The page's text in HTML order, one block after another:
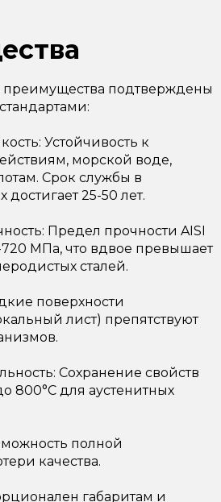
преимущества подтверждены
Устойчивость к
морской воде,
Срок службы в
25-50 лет.
Предел прочности AISI
720 МПа, что вдвое превышает
сталей.
поверхности
лист) препятствуют
Сохранение свойств
800°C для аустенитных
полной
качества.
габаритам и